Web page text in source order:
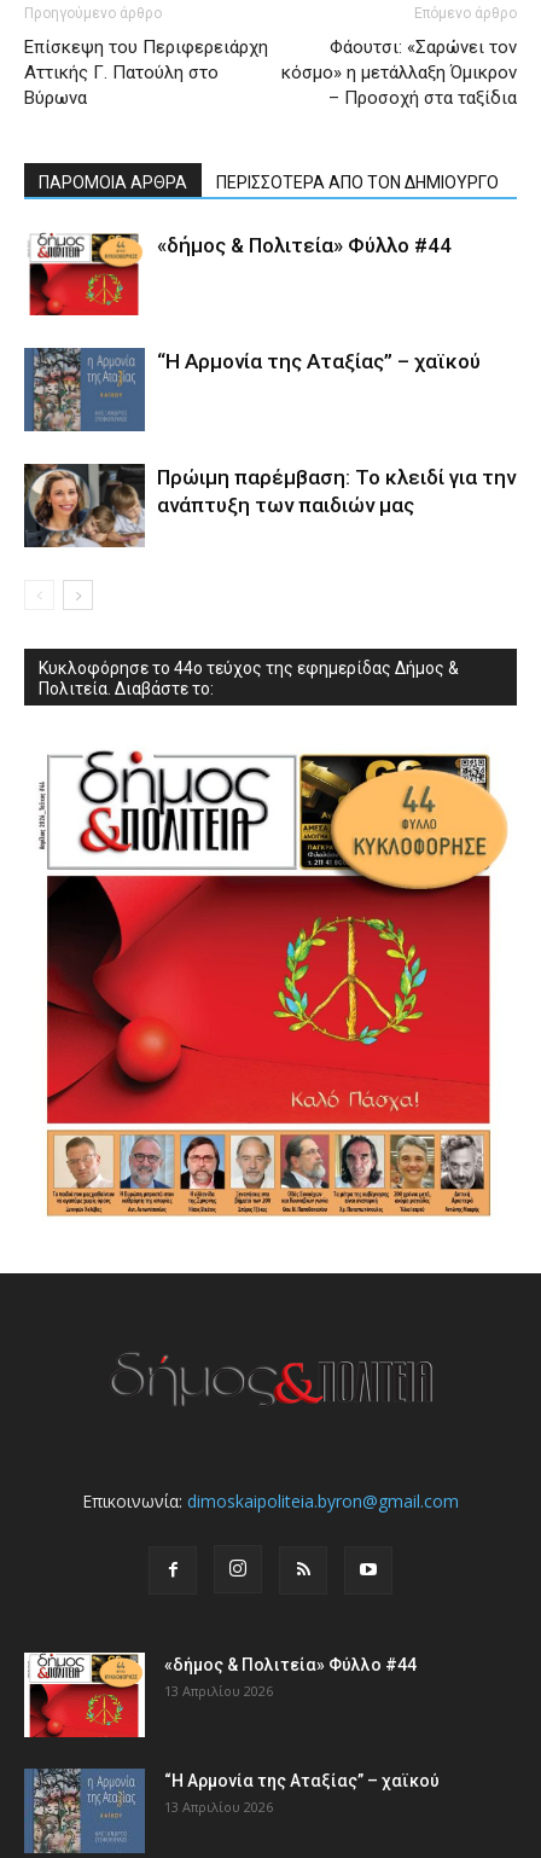
Προηγούμενο άρθρο
Επίσκεψη του Περιφερειάρχη
Αττικής Γ. Πατούλη στο
Βύρωνα
Επόμενο άρθρο
Φάουτσι: «Σαρώνει τον
κόσμο» η μετάλλαξη Όμικρον
– Προσοχή στα ταξίδια
ΠΑΡΟΜΟΙΑ ΑΡΘΡΑ ΠΕΡΙΣΣΟΤΕΡΑ ΑΠΟ ΤΟΝ ΔΗΜΙΟΥΡΓΟ
«δήμος & Πολιτεία» Φύλλο #44
“Η Αρμονία της Αταξίας” – χαϊκού
Πρώιμη παρέμβαση: Το κλειδί για την
ανάπτυξη των παιδιών µας
Κυκλοφόρησε το 44ο τεύχος της εφημερίδας Δήμος &
Πολιτεία. Διαβάστε το:
Επικοινωνία: dimoskaipoliteia.byron@gmail.com
«δήμος & Πολιτεία» Φύλλο #44
13 Απριλίου 2026
“Η Αρμονία της Αταξίας” – χαϊκού
13 Απριλίου 2026